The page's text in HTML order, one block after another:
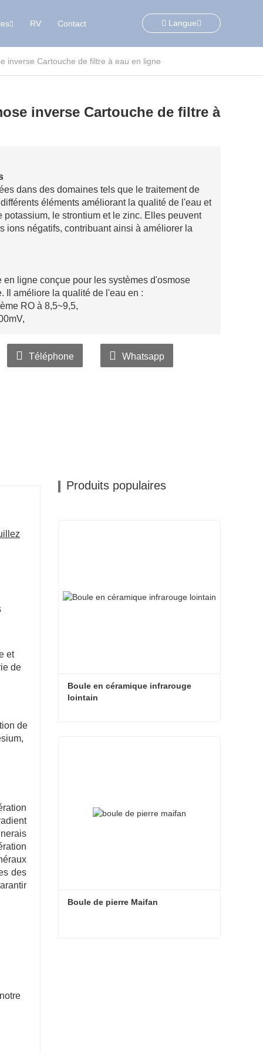
RV Contact Langue
inverse Cartouche de filtre à eau en ligne
inverse Cartouche de filtre à
dans des domaines tels que le traitement de
éléments améliorant la qualité de l'eau et
le strontium et le zinc. Elles peuvent
ions négatifs, contribuant ainsi à améliorer la
ligne conçue pour les systèmes d'osmose
Il améliore la qualité de l'eau en :
RO à 8,5~9,5,
Téléphone Whatsapp
et
de
de
des
Produits populaires
Boule en céramique infrarouge
lointain
Boule de pierre Maifan